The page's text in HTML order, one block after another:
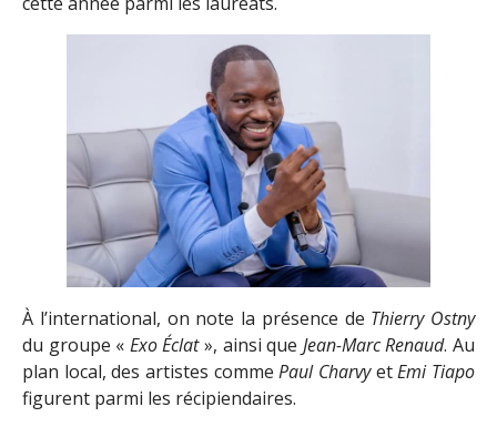
À l’international, on note la présence de Thierry Ostny
du groupe « Exo Éclat», ainsi que Jean-Marc Renaud. Au
plan local, des artistes commePaul CharvyetEmi Tiapo
figurent parmi les récipiendaires.